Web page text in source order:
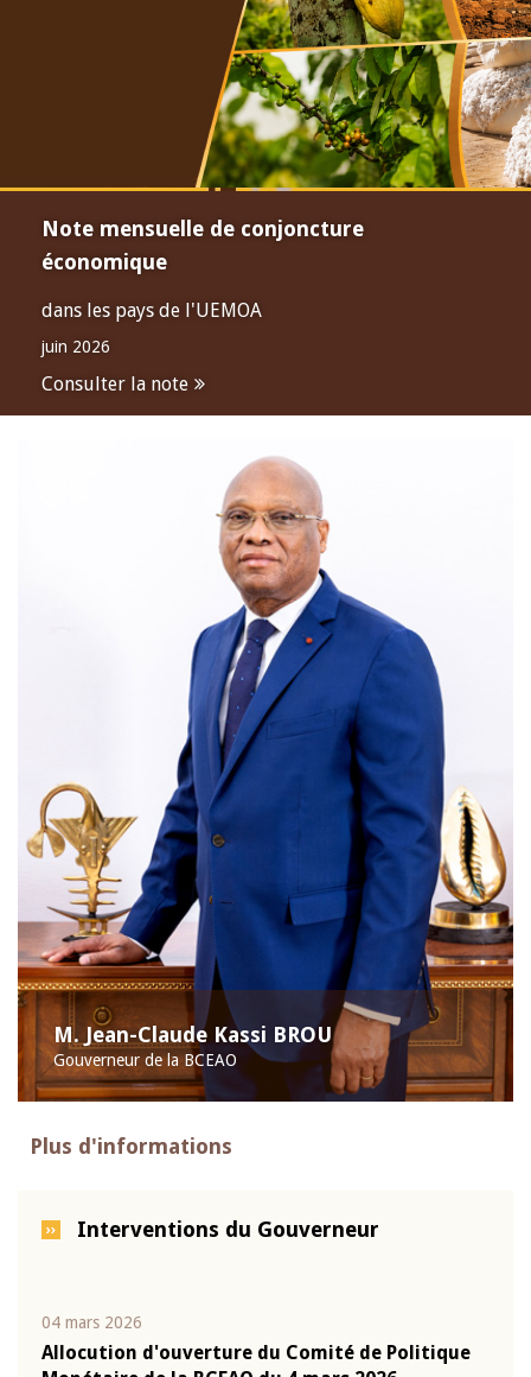
Note mensuelle de conjoncture
économique
dans les pays de l'UEMOA
juin 2026
Consulter la note
M. Jean-Claude Kassi BROU
Gouverneur de la BCEAO
Plus d'informations
Interventions du Gouverneur
04 mars 2026
Allocution d'ouverture du Comité de Politique